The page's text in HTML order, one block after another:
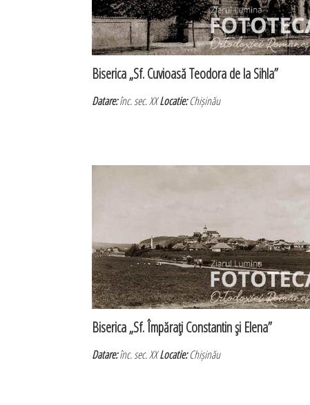
Biserica „Sf. Cuvioasă Teodora de la Sihla”
Datare:înc. sec. XXLocatie:Chișinău
Biserica „Sf. Împăraţi Constantin şi Elena”
Datare:înc. sec. XXLocatie:Chișinău